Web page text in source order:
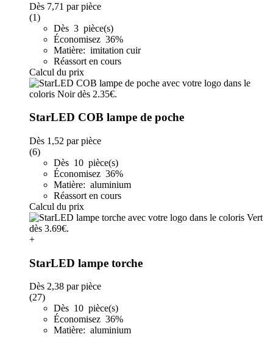
Dès 7,71 par pièce
(1)
Dès 3 pièce(s)
Économisez 36%
Matière: imitation cuir
Réassort en cours
Calcul du prix
StarLED COB lampe de poche
Dès 1,52 par pièce
(6)
Dès 10 pièce(s)
Économisez 36%
Matière: aluminium
Réassort en cours
Calcul du prix
+
StarLED lampe torche
Dès 2,38 par pièce
(27)
Dès 10 pièce(s)
Économisez 36%
Matière: aluminium